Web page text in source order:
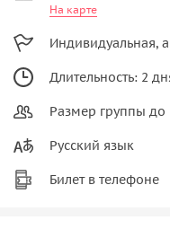
На карте
Индивидуальная,
Длительность: 2
Размер группы до
Русский язык
Билет в телефоне